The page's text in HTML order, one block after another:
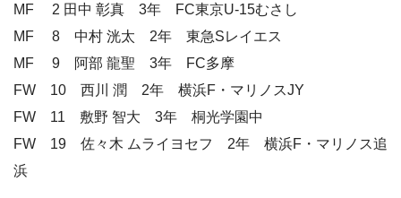
MF 2 田中 彰真 3年 FC東京U-15むさし
MF 8 中村 洸太 2年 東急Sレイエス
MF 9 阿部 龍聖 3年 FC多摩
FW 10 西川 潤 2年 横浜F・マリノスJY
FW 11 敷野 智大 3年 桐光学園中
FW 19 佐々木 ムライヨセフ 2年 横浜F・マリノス追
浜